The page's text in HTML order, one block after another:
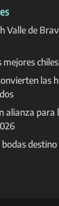
Valle de
las
alianza para